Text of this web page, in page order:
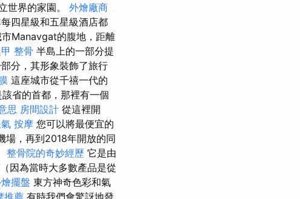
世界的家園。 外燴廠商
四星級和五星級酒店都
Manavgat的腹地，距離
整骨 半島上的一部分提
分，其形象裝飾了旅行
這座城市從千禧一代的
省的首都，那裡有一個
思 房間設計 從這裡開
按摩 您可以將最便宜的
場，再到2018年開放的同
整骨院的奇妙經歷 它是由
因為當時大多數產品是從
擺盤 東方神奇色彩和氣
推薦 有時我們會驚訝地發